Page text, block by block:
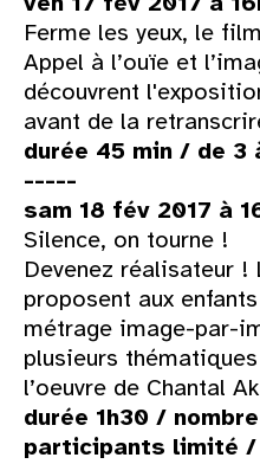
Ferme les yeux, le
Appel à l’ouïe et
découvrent
avant de la
durée 45 min / de 3
-----
sam 18 fév 2017 à
Silence, on tourne !
Devenez réalisateur !
proposent aux
métrage image-par-
plusieurs
l’oeuvre de Chantal
durée 1h30 /
participants limité /